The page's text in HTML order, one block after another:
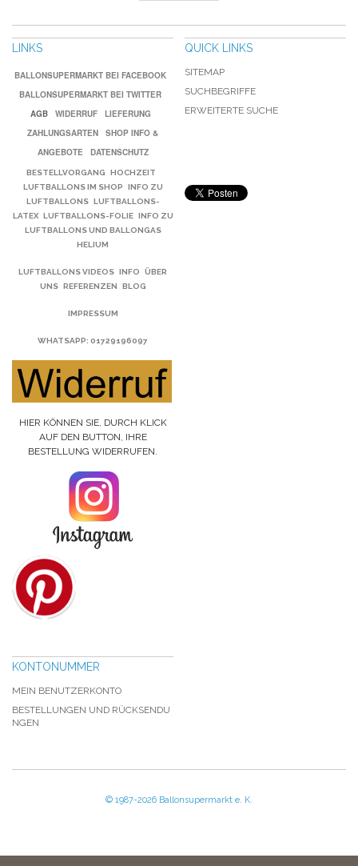
LINKS
BALLONSUPERMARKT BEI FACEBOOK
BALLONSUPERMARKT BEI TWITTER
AGB
WIDERRUF
LIEFERUNG
ZAHLUNGSARTEN
SHOP INFO &
ANGEBOTE
DATENSCHUTZ
BESTELLVORGANG
HOCHZEIT
LUFTBALLONS IM SHOP
INFO ZU
LUFTBALLONS LUFTBALLONS-
LATEX LUFTBALLONS-FOLIE INFO ZU
LUFTBALLONS UND BALLONGAS
HELIUM
LUFTBALLONS VIDEOS INFO
ÜBER
UNS REFERENZEN BLOG
IMPRESSUM
WHATSAPP: 01729196097
HIER KÖNNEN SIE, DURCH KLICK
AUF DEN BUTTON, IHRE
BESTELLUNG WIDERRUFEN.
QUICK LINKS
SITEMAP
SUCHBEGRIFFE
ERWEITERTE SUCHE
KONTONUMMER
MEIN BENUTZERKONTO
BESTELLUNGEN UND RÜCKSENDU
NGEN
© 1987-2026 Ballonsupermarkt e. K.